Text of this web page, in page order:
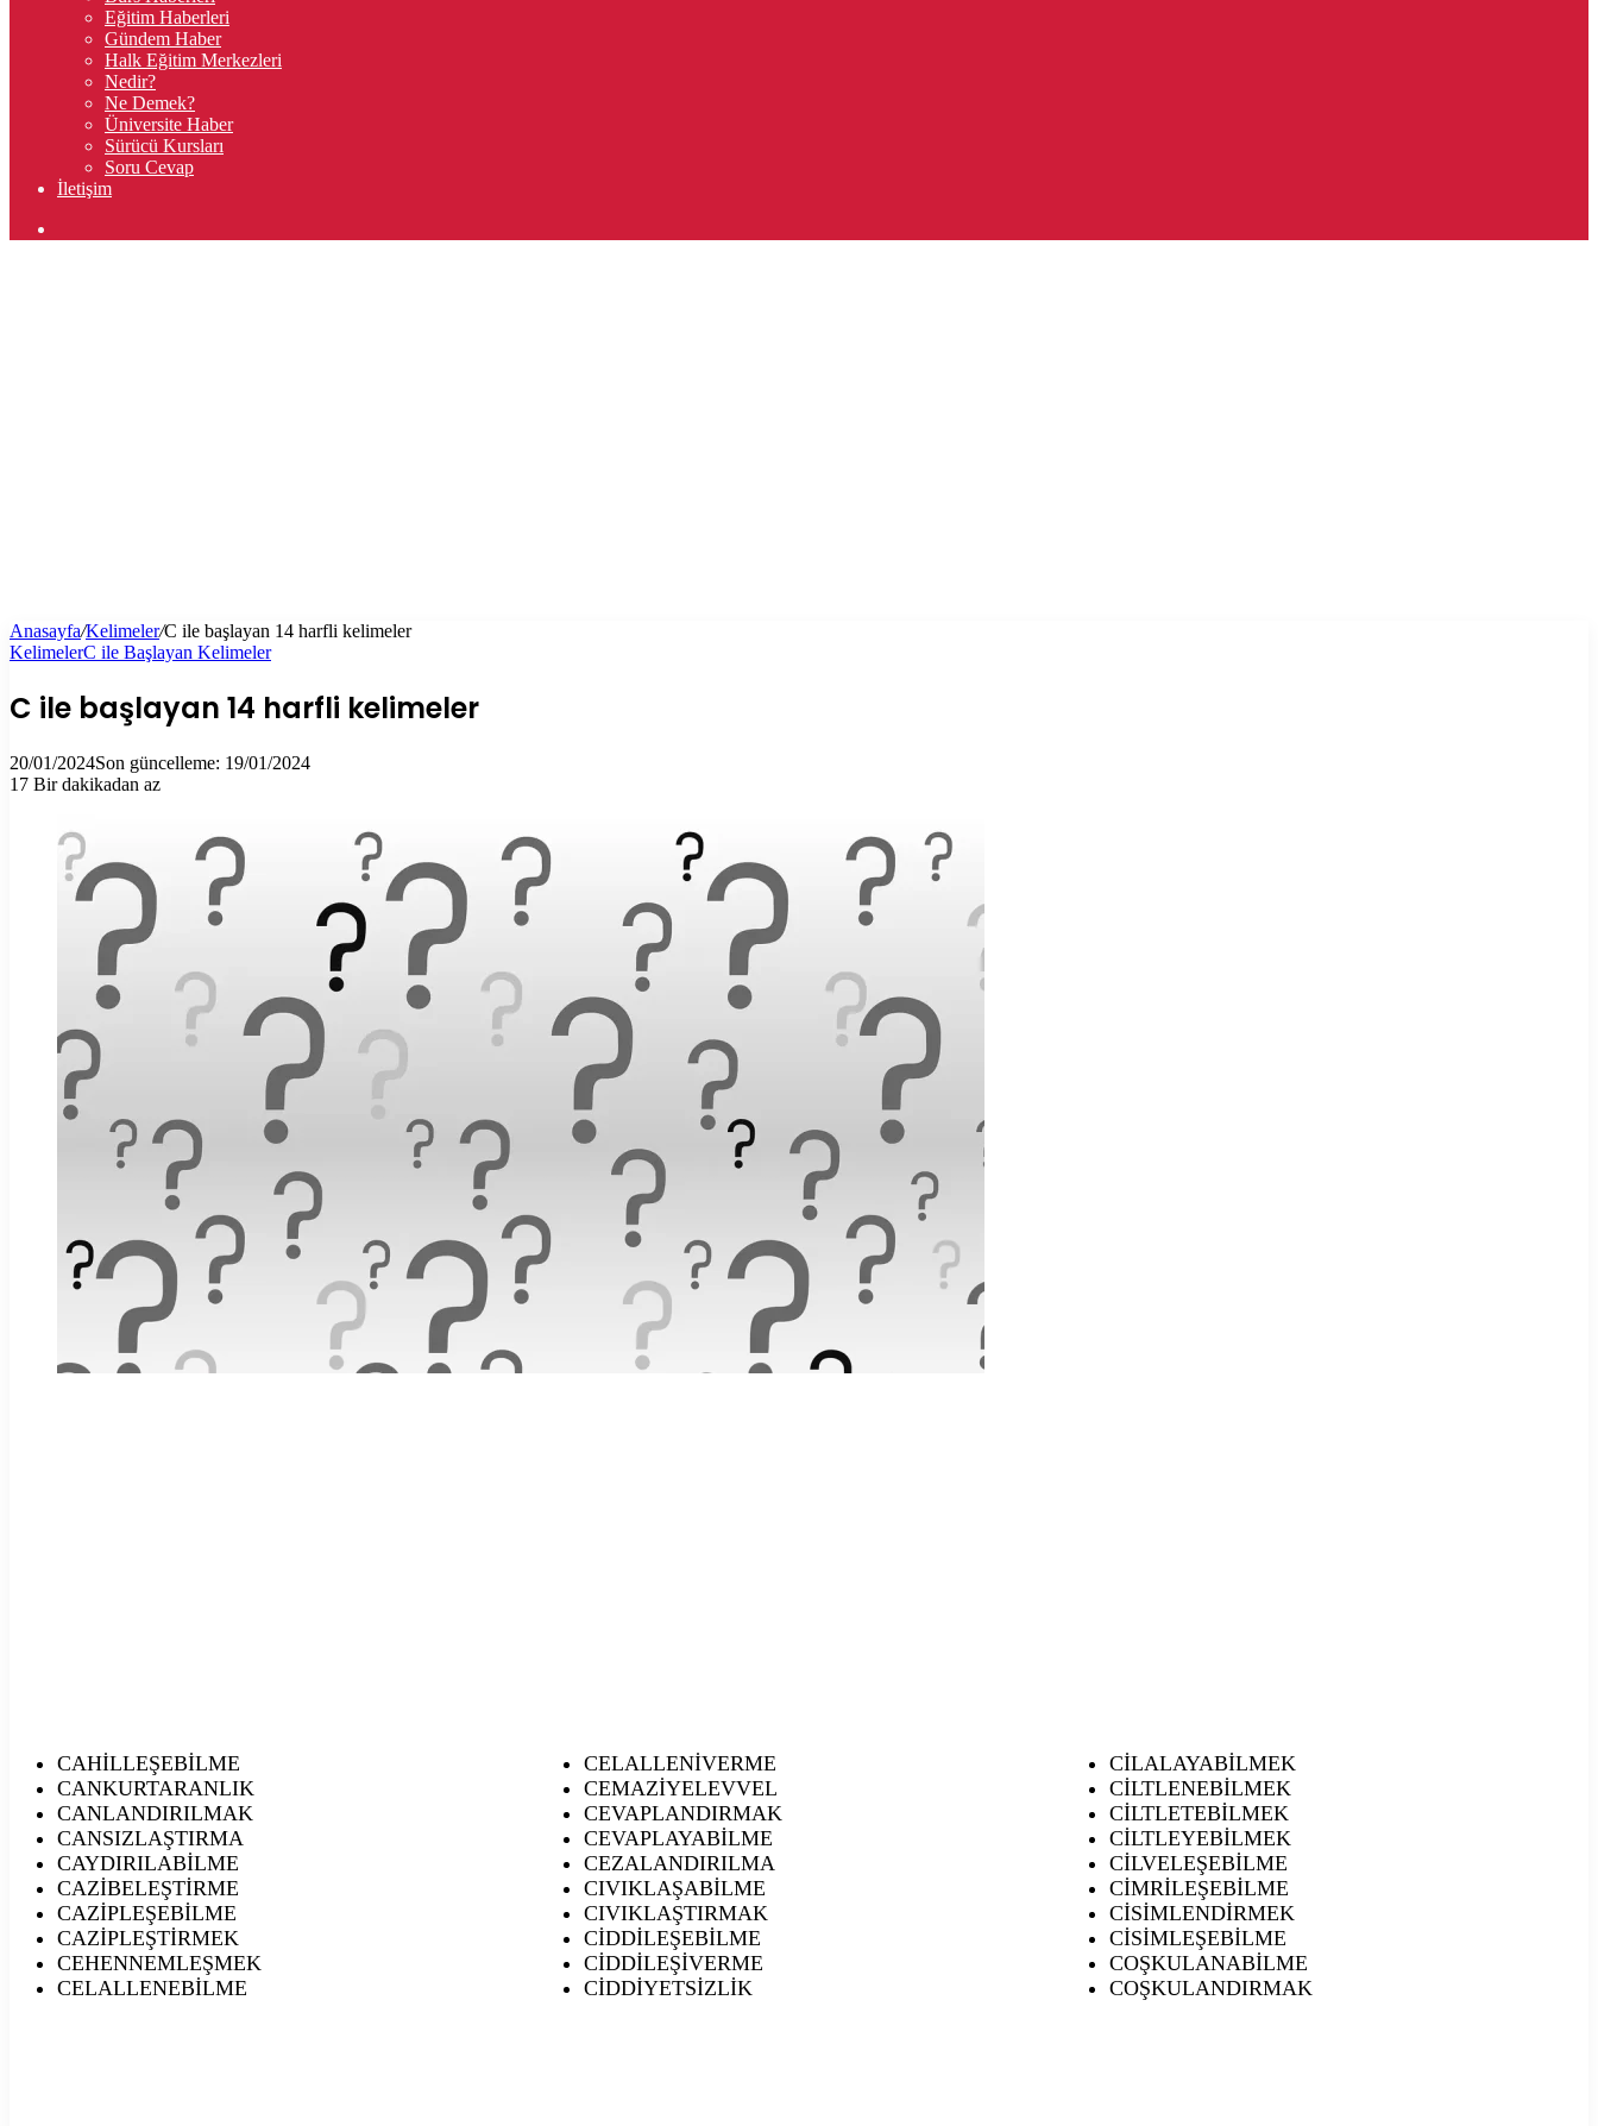
Eğitim Haberleri
Gündem Haber
Halk Eğitim Merkezleri
Nedir?
Ne Demek?
Üniversite Haber
Sürücü Kursları
Soru Cevap
İletişim
Anasayfa/Kelimeler/C ile başlayan 14 harfli kelimeler
KelimelerC ile Başlayan Kelimeler
C ile başlayan 14 harfli kelimeler
20/01/2024Son güncelleme: 19/01/2024
17 Bir dakikadan az
CAHİLLEŞEBİLME
CANKURTARANLIK
CANLANDIRILMAK
CANSIZLAŞTIRMA
CAYDIRILABİLME
CAZİBELEŞTİRME
CAZİPLEŞEBİLME
CAZİPLEŞTİRMEK
CEHENNEMLEŞMEK
CELALLENEBİLME
CELALLENİVERME
CEMAZİYELEVVEL
CEVAPLANDIRMAK
CEVAPLAYABİLME
CEZALANDIRILMA
CIVIKLAŞABİLME
CIVIKLAŞTIRMAK
CİDDİLEŞEBİLME
CİDDİLEŞİVERME
CİDDİYETSİZLİK
CİLALAYABİLMEK
CİLTLENEBİLMEK
CİLTLETEBİLMEK
CİLTLEYEBİLMEK
CİLVELEŞEBİLME
CİMRİLEŞEBİLME
CİSİMLENDİRMEK
CİSİMLEŞEBİLME
COŞKULANABİLME
COŞKULANDIRMAK